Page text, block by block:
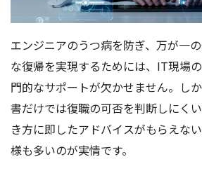
エンジニアのうつ病を防ぎ、万が一
な復帰を実現するためには、IT現場
門的なサポートが欠かせません。し
書だけでは復職の可否を判断しにく
き方に即したアドバイスがもらえな
様も多いのが実情です。